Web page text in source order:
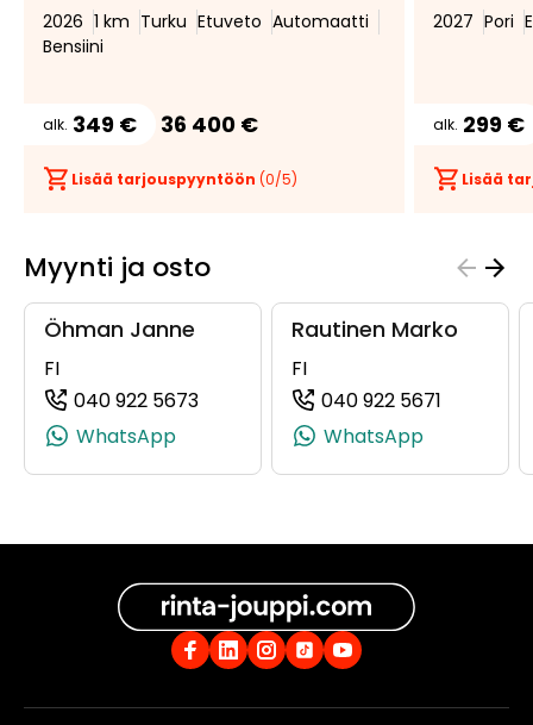
2026 1 km Turku Etuveto Automaatti
Bensiini
alk. 349 € 36 400 €
Lisää tarjouspyyntöön (0/5)
2027 Pori
alk. 299 €
Lisää
Myynti ja osto
Öhman Janne
FI
040 922 5673
(+358409225673, 0409225673,
WhatsApp
Rautinen Marko
FI
040 922 5671
WhatsApp